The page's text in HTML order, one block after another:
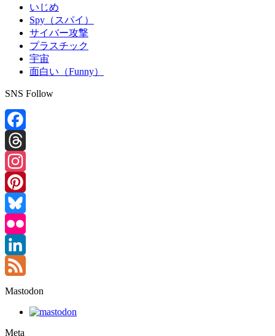
いじめ
Spy（スパイ）
サイバー攻撃
プラスチック
宇宙
面白い（Funny）
SNS Follow
Facebook
Threads
Instagram
Pinterest
Bluesky
Flickr
LinkedIn
Feed
Mastodon
Meta